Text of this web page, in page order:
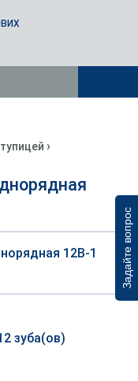
Задайте вопрос
›
зуба(ов)